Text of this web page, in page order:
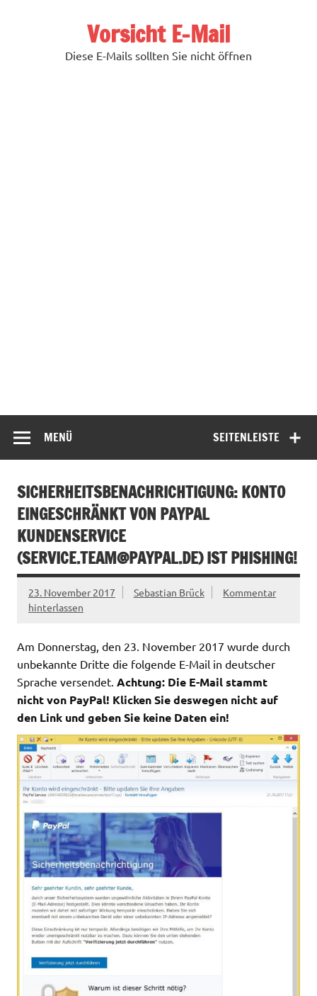
Vorsicht E-Mail
Diese E-Mails sollten Sie nicht öffnen
SEITENLEISTE
MENÜ
SICHERHEITSBENACHRICHTIGUNG: KONTO
EINGESCHRÄNKT VON PAYPAL
KUNDENSERVICE
(SERVICE.TEAM@PAYPAL.DE) IST PHISHING!
23. November 2017 Sebastian Brück
Kommentar
hinterlassen
Am Donnerstag, den 23. November 2017 wurde durch
unbekannte Dritte die folgende E-Mail in deutscher
Sprache versendet. Achtung: Die E-Mail stammt
nicht von PayPal! Klicken Sie deswegen nicht auf
den Link und geben Sie keine Daten ein!